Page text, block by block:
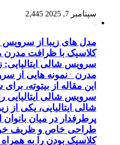
سپتامبر 7, 2025 2,445
مدل های زیبا از سرویس
کلاسیک با ظرافت مدرن
سرویس شالی ایتالیایی:
مدرن نمونه هایی از
این مقاله از بیتوته،
سرویس شالی ایتالیایی
شالی ایتالیایی، یکی از
پرطرفدار در میان
طراحی خاص و ظریف
کلاسیک بودن را به